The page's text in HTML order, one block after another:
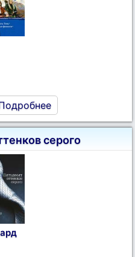
серого